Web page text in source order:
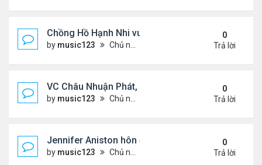
Chồng Hồ Hạnh Nhi vui vẻ ôm người cũ của vợ
by music123 Chủ nhật Tháng 8 02, 2026 6:05 pm
0
Trả lời
VC Châu Nhuận Phát, Lưu Gia Linh viếng vợ cũ ..
by music123 Chủ nhật Tháng 8 02, 2026 6:00 pm
0
Trả lời
Jennifer Aniston hôn đắm đuối bạn trai trên du
by music123 Chủ nhật Tháng 8 02, 2026 5:54 pm
0
Trả lời